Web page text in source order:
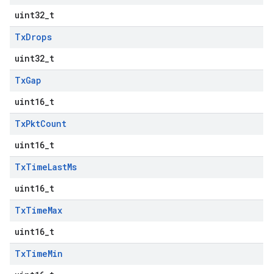
uint32_t
TxDrops
uint32_t
TxGap
uint16_t
TxPktCount
uint16_t
TxTimeLastMs
uint16_t
TxTimeMax
uint16_t
TxTimeMin